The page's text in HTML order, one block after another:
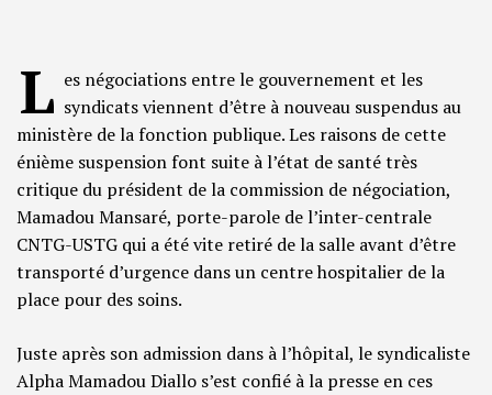
L es négociations entre le gouvernement et les
syndicats viennent d’être à nouveau suspendus au
ministère de la fonction publique. Les raisons de cette
énième suspension font suite à l’état de santé très
critique du président de la commission de négociation,
Mamadou Mansaré, porte-parole de l’inter-centrale
CNTG-USTG qui a été vite retiré de la salle avant d’être
transporté d’urgence dans un centre hospitalier de la
place pour des soins.
Juste après son admission dans à l’hôpital, le syndicaliste
Alpha Mamadou Diallo s’est confié à la presse en ces